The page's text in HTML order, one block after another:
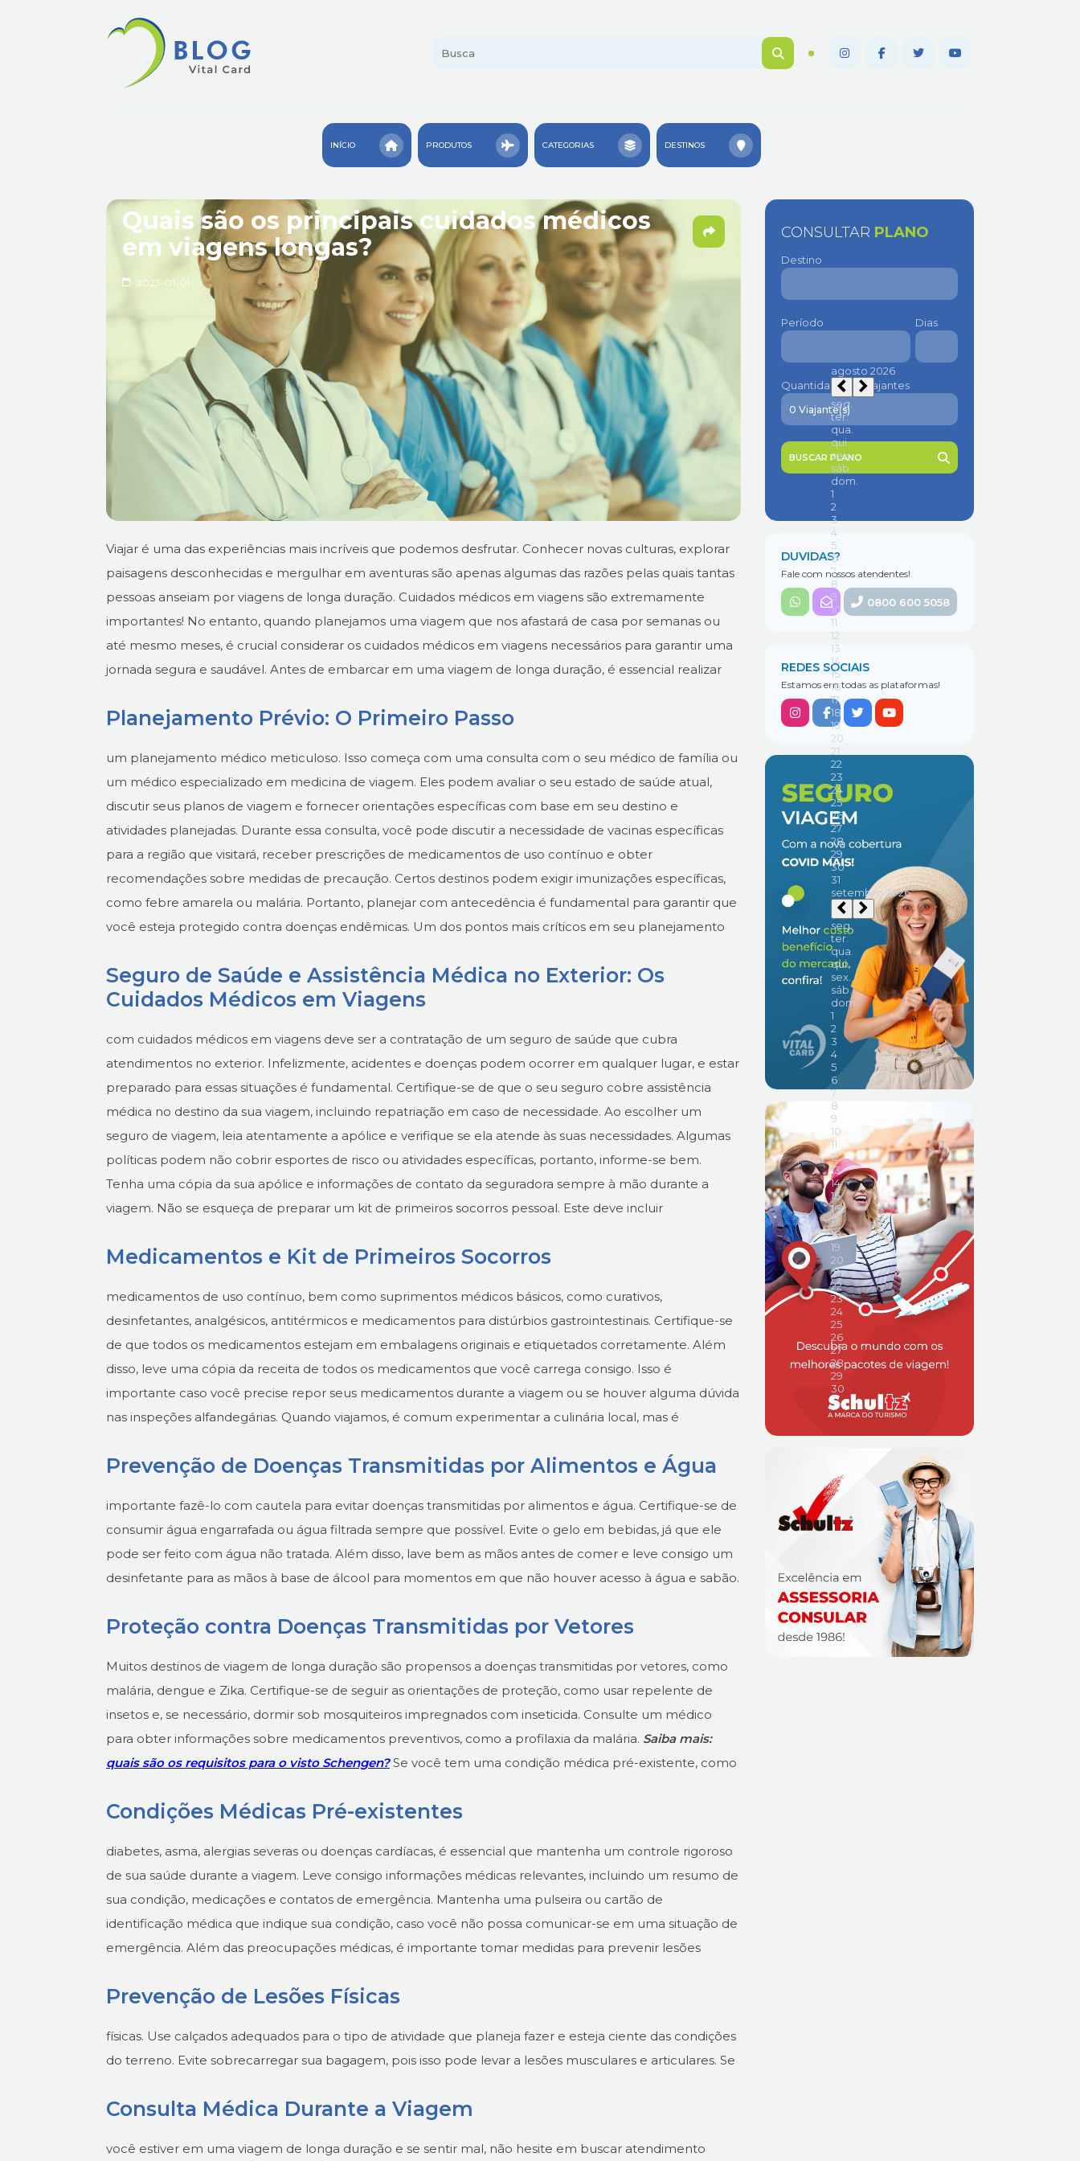
INÍCIO PRODUTOS CATEGORIAS DESTINOS
Quais são os principais cuidados médicos
em viagens longas?
2023-01-01
Viajar é uma das experiências mais incríveis que podemos desfrutar. Conhecer novas culturas, explorar
paisagens desconhecidas e mergulhar em aventuras são apenas algumas das razões pelas quais tantas
pessoas anseiam por viagens de longa duração. Cuidados médicos em viagens são extremamente
importantes! No entanto, quando planejamos uma viagem que nos afastará de casa por semanas ou
até mesmo meses, é crucial considerar os cuidados médicos em viagens necessários para garantir uma
jornada segura e saudável.
Planejamento Prévio: O Primeiro Passo
Antes de embarcar em uma viagem de longa duração, é essencial realizar
um planejamento médico meticuloso. Isso começa com uma consulta com o seu médico de família ou
um médico especializado em medicina de viagem. Eles podem avaliar o seu estado de saúde atual,
discutir seus planos de viagem e fornecer orientações específicas com base em seu destino e
atividades planejadas. Durante essa consulta, você pode discutir a necessidade de vacinas específicas
para a região que visitará, receber prescrições de medicamentos de uso contínuo e obter
recomendações sobre medidas de precaução. Certos destinos podem exigir imunizações específicas,
como febre amarela ou malária. Portanto, planejar com antecedência é fundamental para garantir que
você esteja protegido contra doenças endêmicas.
Seguro de Saúde e Assistência Médica no Exterior: Os
Cuidados Médicos em Viagens
Um dos pontos mais críticos em seu planejamento
com cuidados médicos em viagens deve ser a contratação de um seguro de saúde que cubra
atendimentos no exterior. Infelizmente, acidentes e doenças podem ocorrer em qualquer lugar, e estar
preparado para essas situações é fundamental. Certifique-se de que o seu seguro cobre assistência
médica no destino da sua viagem, incluindo repatriação em caso de necessidade. Ao escolher um
seguro de viagem, leia atentamente a apólice e verifique se ela atende às suas necessidades. Algumas
políticas podem não cobrir esportes de risco ou atividades específicas, portanto, informe-se bem.
Tenha uma cópia da sua apólice e informações de contato da seguradora sempre à mão durante a
viagem.
Medicamentos e Kit de Primeiros Socorros
Não se esqueça de preparar um kit de primeiros socorros pessoal. Este deve incluir
medicamentos de uso contínuo, bem como suprimentos médicos básicos, como curativos,
desinfetantes, analgésicos, antitérmicos e medicamentos para distúrbios gastrointestinais. Certifique-se
de que todos os medicamentos estejam em embalagens originais e etiquetados corretamente. Além
disso, leve uma cópia da receita de todos os medicamentos que você carrega consigo. Isso é
importante caso você precise repor seus medicamentos durante a viagem ou se houver alguma dúvida
nas inspeções alfandegárias.
Prevenção de Doenças Transmitidas por Alimentos e Água
Quando viajamos, é comum experimentar a culinária local, mas é
importante fazê-lo com cautela para evitar doenças transmitidas por alimentos e água. Certifique-se de
consumir água engarrafada ou água filtrada sempre que possível. Evite o gelo em bebidas, já que ele
pode ser feito com água não tratada. Além disso, lave bem as mãos antes de comer e leve consigo um
desinfetante para as mãos à base de álcool para momentos em que não houver acesso à água e sabão.
Proteção contra Doenças Transmitidas por Vetores
Muitos destinos de viagem de longa duração são propensos a doenças transmitidas por vetores, como
malária, dengue e Zika. Certifique-se de seguir as orientações de proteção, como usar repelente de
insetos e, se necessário, dormir sob mosquiteiros impregnados com inseticida. Consulte um médico
para obter informações sobre medicamentos preventivos, como a profilaxia da malária. Saiba mais:
quais são os requisitos para o visto Schengen?
Condições Médicas Pré-existentes
Se você tem uma condição médica pré-existente, como
diabetes, asma, alergias severas ou doenças cardíacas, é essencial que mantenha um controle rigoroso
de sua saúde durante a viagem. Leve consigo informações médicas relevantes, incluindo um resumo de
sua condição, medicações e contatos de emergência. Mantenha uma pulseira ou cartão de
identificação médica que indique sua condição, caso você não possa comunicar-se em uma situação de
emergência.
Prevenção de Lesões Físicas
Além das preocupações médicas, é importante tomar medidas para prevenir lesões
físicas. Use calçados adequados para o tipo de atividade que planeja fazer e esteja ciente das condições
do terreno. Evite sobrecarregar sua bagagem, pois isso pode levar a lesões musculares e articulares.
Consulta Médica Durante a Viagem
Se
você estiver em uma viagem de longa duração e se sentir mal, não hesite em buscar atendimento
CONSULTAR PLANO
Destino
Período Dias
Quantidade de viajantes
BUSCAR PLANO
DUVIDAS?
Fale com nossos atendentes!
0800 600 5058
REDES SOCIAIS
Estamos em todas as plataformas!